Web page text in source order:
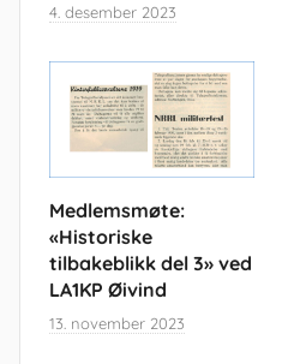
4. desember 2023
Medlemsmøte:
«Historiske
tilbakeblikk del 3» ved
LA1KP Øivind
13. november 2023